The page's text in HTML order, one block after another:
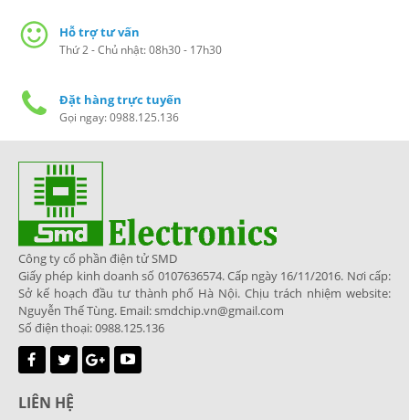
Hỗ trợ tư vấn
Thứ 2 - Chủ nhật: 08h30 - 17h30
Đặt hàng trực tuyến
Gọi ngay: 0988.125.136
Công ty cổ phần điện tử SMD
Giấy phép kinh doanh số 0107636574. Cấp ngày 16/11/2016. Nơi cấp:
Sở kế hoạch đầu tư thành phố Hà Nội. Chịu trách nhiệm website:
Nguyễn Thế Tùng. Email: smdchip.vn@gmail.com
Số điện thoại: 0988.125.136
LIÊN HỆ